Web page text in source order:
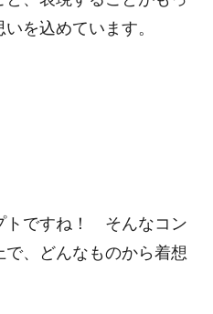
を込めています。
トですね！ そんなコン
、どんなものから着想